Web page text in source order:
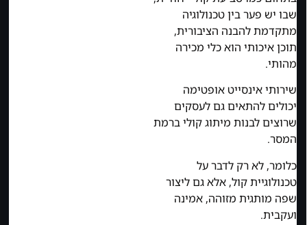
שבו יש פער בין טכנולוגיה
מתקדמת להבנה הציבורית,
תוכן איכותי הוא כלי מכירה
מהותי.
שירותי אינסייט אופטימה
יכולים להתאים גם לעסקים
שרוצים לבנות מיתוג קולי ברמת
המסר.
כלומר, לא רק לדבר על
טכנולוגיית קול, אלא גם ליצור
שפה מותגית מזוהה, אמינה
ועקבית.